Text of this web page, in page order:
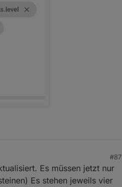
#87
Es müssen jetzt nur
Es stehen jeweils vier